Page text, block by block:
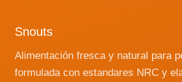
Snouts
Alimentación fresca y natural para
formulada con estandares NRC y